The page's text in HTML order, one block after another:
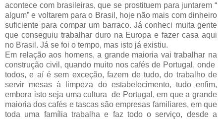
acontece com brasileiras, que se prostituem para juntarem “
algum” e voltarem para o Brasil, hoje não mais com dinheiro
suficiente para compar um barraco. Já conheci muita gente
que conseguiu trabalhar duro na Europa e fazer casa aqui
no Brasil. Já se foi o tempo, mas isto já existiu.
Em relação aos homens, a grande maioria vai trabalhar na
construção civil, quando muito nos cafés de Portugal, onde
todos, e aí é sem exceção, fazem de tudo, do trabalho de
servir mesas à limpeza do estabelecimento, tudo enfim,
embora isto seja uma cultura de Portugal, em que a grande
maioria dos cafés e tascas são empresas familiares, em que
toda uma família trabalha e faz todo o serviço, desde a